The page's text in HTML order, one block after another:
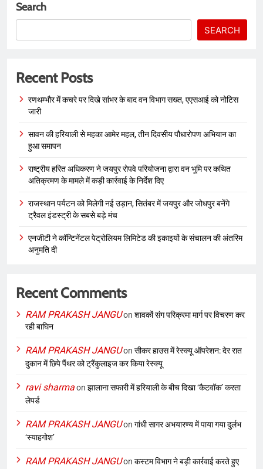
Search
SEARCH
Recent Posts
रणथम्भौर में कचरे पर दिखे सांभर के बाद वन विभाग सख्त, एएसआई को नोटिस
जारी
सावन की हरियाली से महका आमेर महल, तीन दिवसीय पौधारोपण अभियान का
हुआ समापन
राष्ट्रीय हरित अधिकरण ने जयपुर रोपवे परियोजना द्वारा वन भूमि पर कथित
अतिक्रमण के मामले में कड़ी कार्रवाई के निर्देश दिए
राजस्थान पर्यटन को मिलेगी नई उड़ान, सितंबर में जयपुर और जोधपुर बनेंगे
ट्रैवल इंडस्ट्री के सबसे बड़े मंच
एनजीटी ने कॉन्टिनेंटल पेट्रोलियम लिमिटेड की इकाइयों के संचालन की अंतरिम
अनुमति दी
Recent Comments
RAM PRAKASH JANGUon शावकों संग परिक्रमा मार्ग पर विचरण कर
रही बाघिन
RAM PRAKASH JANGUon सीकर हाउस में रेस्क्यू ऑपरेशन: देर रात
दुकान में छिपे पैंथर को ट्रैंकुलाइज कर किया रेस्क्यू
ravi sharmaon झालाना सफारी में हरियाली के बीच दिखा ‘कैटवॉक’ करता
लेपर्ड
RAM PRAKASH JANGUon गांधी सागर अभयारण्य में पाया गया दुर्लभ
‘स्याहगोश’
RAM PRAKASH JANGUon कस्टम विभाग ने बड़ी कार्रवाई करते हुए